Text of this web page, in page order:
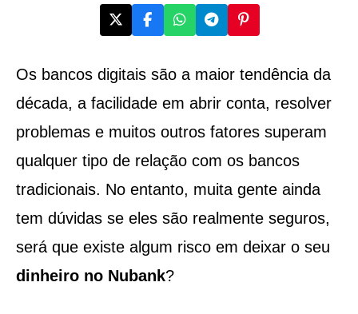
Os bancos digitais são a maior tendência da
década, a facilidade em abrir conta, resolver
problemas e muitos outros fatores superam
qualquer tipo de relação com os bancos
tradicionais. No entanto, muita gente ainda
tem dúvidas se eles são realmente seguros,
será que existe algum risco em deixar o seu
dinheiro no Nubank?